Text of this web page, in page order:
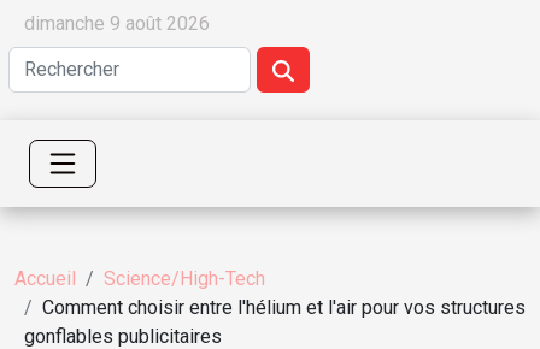
dimanche 9 août 2026
Accueil
Science/High-Tech
Comment choisir entre l'hélium et l'air pour vos structures
gonflables publicitaires